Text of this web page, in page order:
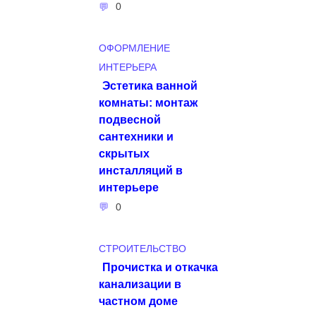
0
ОФОРМЛЕНИЕ
ИНТЕРЬЕРА
Эстетика ванной
комнаты: монтаж
подвесной
сантехники и
скрытых
инсталляций в
интерьере
0
СТРОИТЕЛЬСТВО
Прочистка и откачка
канализации в
частном доме